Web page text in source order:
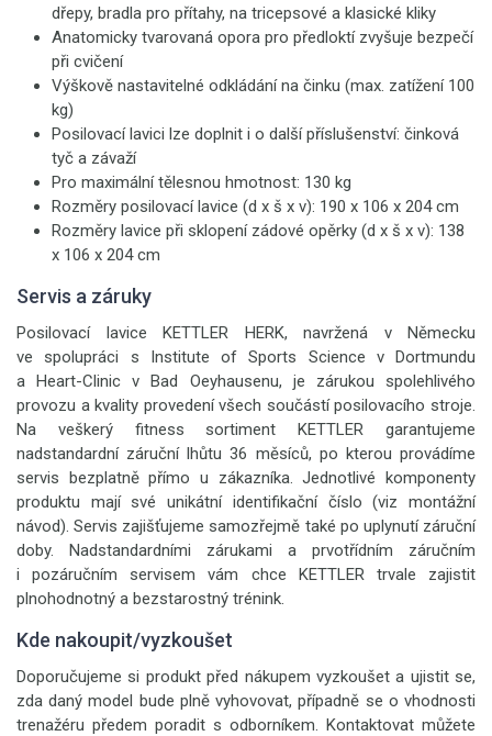
dřepy, bradla pro přítahy, na tricepsové a klasické kliky
Anatomicky tvarovaná opora pro předloktí zvyšuje bezpečí
při cvičení
Výškově nastavitelné odkládání na činku (max. zatížení 100
kg)
Posilovací lavici lze doplnit i o další příslušenství: činková
tyč a závaží
Pro maximální tělesnou hmotnost: 130 kg
Rozměry posilovací lavice (d x š x v): 190 x 106 x 204 cm
Rozměry lavice při sklopení zádové opěrky (d x š x v): 138
x 106 x 204 cm
Servis a záruky
Posilovací lavice KETTLER HERK, navržená v Německu
ve spolupráci s Institute of Sports Science v Dortmundu
a Heart-Clinic v Bad Oeyhausenu, je zárukou spolehlivého
provozu a kvality provedení všech součástí posilovacího stroje.
Na veškerý fitness sortiment KETTLER garantujeme
nadstandardní záruční lhůtu 36 měsíců, po kterou provádíme
servis bezplatně přímo u zákazníka. Jednotlivé komponenty
produktu mají své unikátní identifikační číslo (viz montážní
návod). Servis zajišťujeme samozřejmě také po uplynutí záruční
doby. Nadstandardními zárukami a prvotřídním záručním
i pozáručním servisem vám chce KETTLER trvale zajistit
plnohodnotný a bezstarostný trénink.
Kde nakoupit/vyzkoušet
Doporučujeme si produkt před nákupem vyzkoušet a ujistit se,
zda daný model bude plně vyhovovat, případně se o vhodnosti
trenažéru předem poradit s odborníkem. Kontaktovat můžete